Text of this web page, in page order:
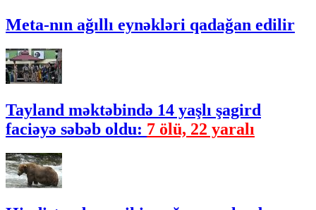
Meta-nın ağıllı eynəkləri qadağan edilir
Tayland məktəbində 14 yaşlı şagird
faciəyə səbəb oldu: 7 ölü, 22 yaralı